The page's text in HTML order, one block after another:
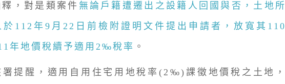
，對是類案件 無論戶籍遭遷出之設籍人回國與否，土地所
於112年9月22日前檢附證明文件提出申請者，放寬其110
年地價稅續予適用2‰稅率 。
醒，適用自用住宅用地稅率(2‰)課徵地價稅之土地，